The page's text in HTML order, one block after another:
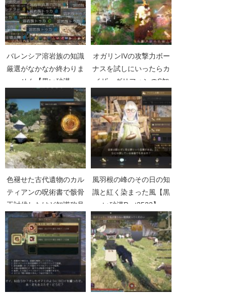
バレンシア溶岩族の知識
厳選がなかなか終わりま
せん【黒い砂漠
オガリンIVの攻撃力ボー
ナスを試しにいったらカ
イザーグリフォンのS知
識【黒い砂漠Part2005】
色褪せた古代遺物のカル
ティアンの呪術書で骸骨
王討伐したけど知識称号
無し【黒い砂漠
Part4886】
風羽根の峰のその日の知
識と紅く染まった風【黒
い砂漠Part3522】